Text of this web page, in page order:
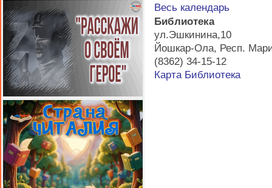
Весь календарь
Библиотека
ул.Эшкинина,10
Йошкар-Ола, Респ.
(8362) 34-15-12
Карта Библиотека